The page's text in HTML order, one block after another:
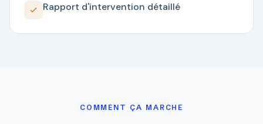
Rapport d'intervention détaillé
COMMENT ÇA MARCHE